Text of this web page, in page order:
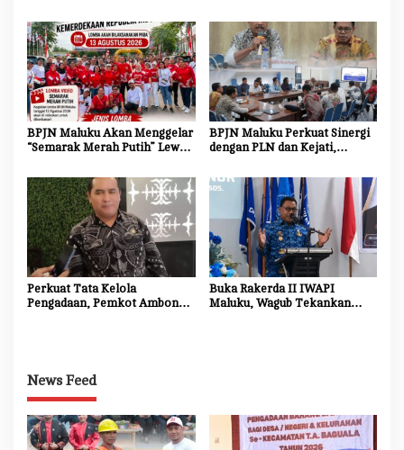
Jalan Nasional
BPJN Maluku Akan Menggelar
“Semarak Merah Putih” Lewat
BPJN Maluku Perkuat Sinergi
dengan PLN dan Kejati,
Listrik Demi Kelancaran
Proyek Strategis
Perkuat Tata Kelola
Pengadaan, Pemkot Ambon
Buka Rakerda II IWAPI
Maluku, Wagub Tekankan
News Feed